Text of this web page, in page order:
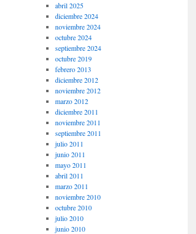
abril 2025
diciembre 2024
noviembre 2024
octubre 2024
septiembre 2024
octubre 2019
febrero 2013
diciembre 2012
noviembre 2012
marzo 2012
diciembre 2011
noviembre 2011
septiembre 2011
julio 2011
junio 2011
mayo 2011
abril 2011
marzo 2011
noviembre 2010
octubre 2010
julio 2010
junio 2010